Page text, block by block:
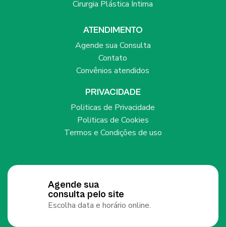
Cirurgia Plástica Íntima
ATENDIMENTO
Agende sua Consulta
Contato
Convênios atendidos
PRIVACIDADE
Politicas de Privacidade
Politicas de Cookies
Termos e Condições de uso
Agende sua
consulta pelo site
Escolha data e horário online.